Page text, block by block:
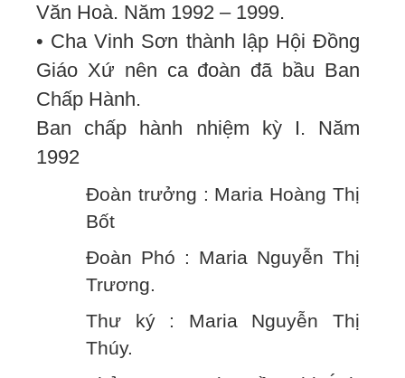
Văn Hoà. Năm 1992 – 1999.
• Cha Vinh Sơn thành lập Hội Đồng
Giáo Xứ nên ca đoàn đã bầu Ban
Chấp Hành.
Ban chấp hành nhiệm kỳ I. Năm
1992
Đoàn trưởng : Maria Hoàng Thị
Bốt
Đoàn Phó : Maria Nguyễn Thị
Trương.
Thư ký : Maria Nguyễn Thị
Thúy.